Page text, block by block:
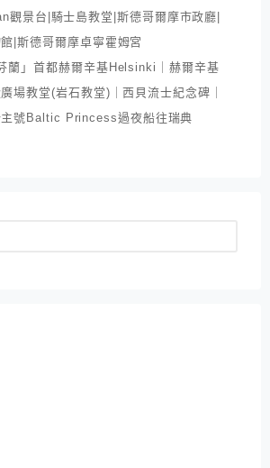
觀景台|騎士島教堂|斯德哥爾摩市政廳|
|斯德哥爾摩卓寧霍姆宮
蘭」首都赫爾辛基Helsinki｜赫爾辛基
場教堂(岩石教堂)｜西貝流士紀念碑｜
號Baltic Princess過夜船往瑞典